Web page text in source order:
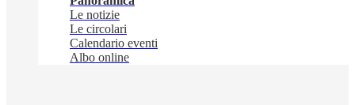
Le notizie
Le circolari
Calendario eventi
Albo online